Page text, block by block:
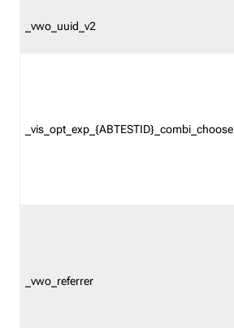
_vwo_uuid_v2
_vis_opt_exp_{ABTESTID}_combi_choose
_vwo_referrer